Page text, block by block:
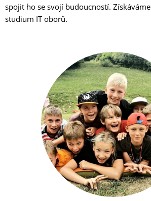
spojit ho se svojí budoucností.
studium IT oborů.